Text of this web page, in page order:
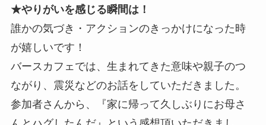
★やりがいを感じる瞬間は！
誰かの気づき・アクションのきっかけになった時
が嬉しいです！
バースカフェでは、生まれてきた意味や親子のつ
ながり、震災などのお話をしていただきました。
参加者さんから、『家に帰って久しぶりにお母さ